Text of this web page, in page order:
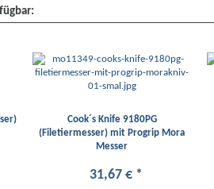
Cook´s Knife 9180PG
(Filetiermesser) mit Progrip Mora
Messer
31,67 €*